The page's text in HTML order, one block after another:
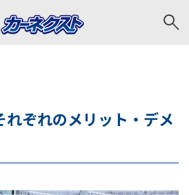
れぞれのメリット・デメ